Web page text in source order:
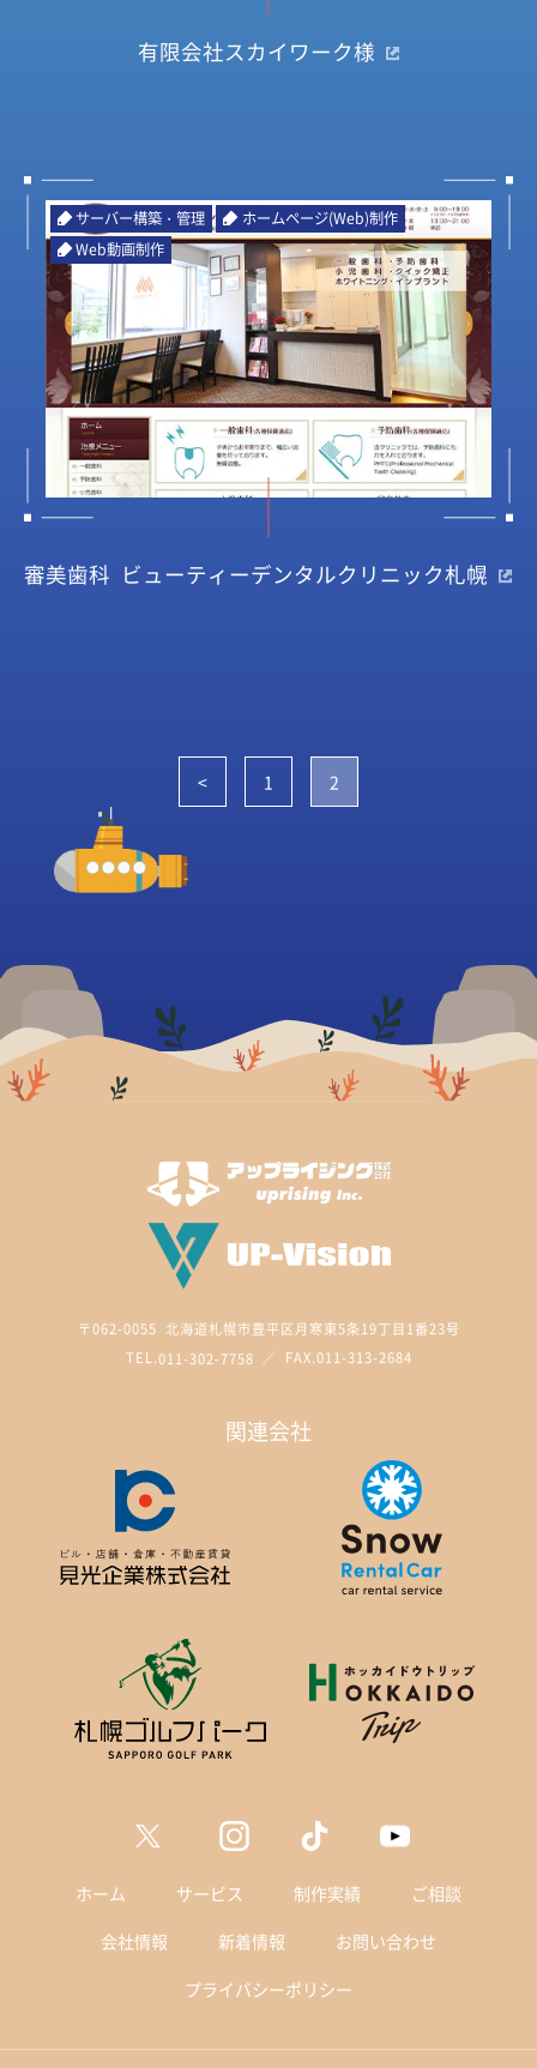
有限会社スカイワーク様
サーバー構築・管理 ホームページ(Web)制作
Web動画制作
審美歯科 ビューティーデンタルクリニック札幌
< 1 2
〒062-0055 北海道札幌市豊平区月寒東5条19丁目1番23号
TEL.011-302-7758 ／ FAX.011-313-2684
関連会社
ホーム サービス 制作実績 ご相談
会社情報 新着情報 お問い合わせ
プライバシーポリシー